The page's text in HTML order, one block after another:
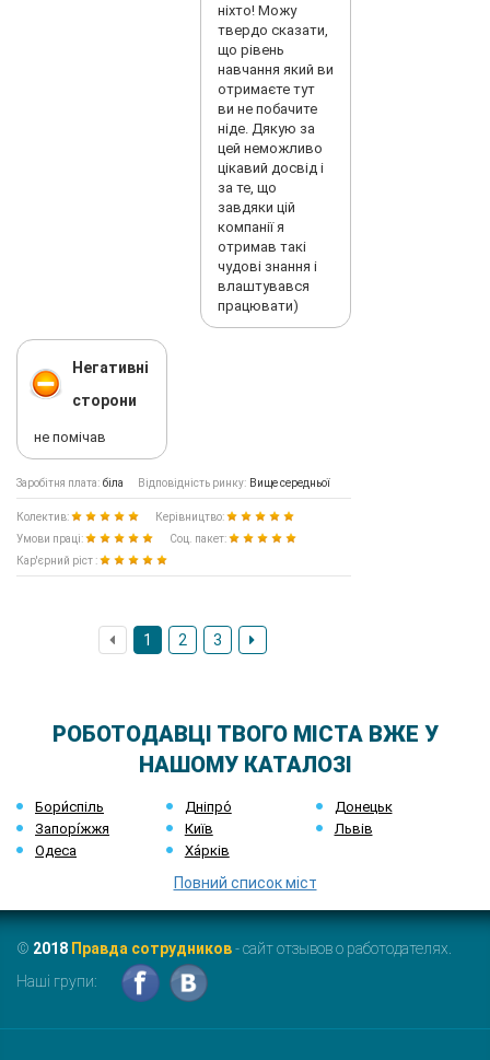
ніхто! Можу
твердо сказати,
що рівень
навчання який ви
отримаєте тут
ви не побачите
ніде. Дякую за
цей неможливо
цікавий досвід і
за те, що
завдяки цій
компанії я
отримав такі
чудові знання і
влаштувався
працювати)
Негативні
сторони
не помічав
Заробітня плата: біла Відповідність ринку: Вище середньої
Колектив:
Керівництво:
Умови праці:
Соц. пакет:
Кар'єрний ріст :
1 2 3
РОБОТОДАВЦІ ТВОГО МІСТА ВЖЕ У
НАШОМУ КАТАЛОЗІ
Бори́спіль Дніпро́
Донецьк
Запорі́жжя
Київ
Львів
Одеса
Ха́рків
Повний список міст
© 2018 Правда сотрудников- сайт отзывов о работодателях.
Наші групи: